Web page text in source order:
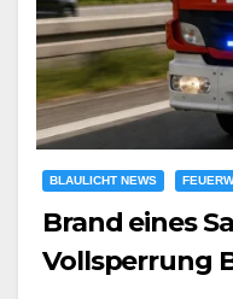
BLAULICHT NEWS
Brand eines
Vollsperrung